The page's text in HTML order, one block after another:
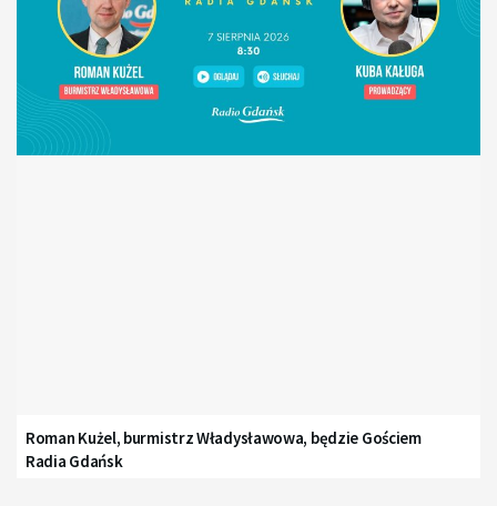
Roman Kużel, burmistrz Władysławowa, będzie Gościem
Radia Gdańsk